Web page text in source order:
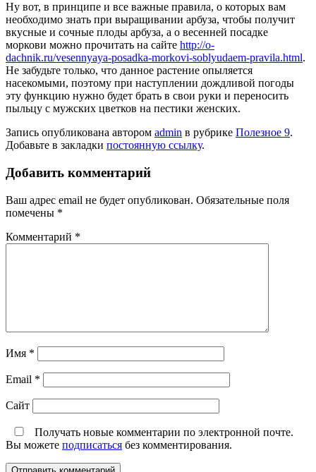
Ну вот, в принципе и все важные правила, о которых вам
необходимо знать при выращивании арбуза, чтобы получит
вкусные и сочные плоды арбуза, а о весенней посадке
моркови можно прочитать на сайте http://o-
dachnik.ru/vesennyaya-posadka-morkovi-soblyudaem-pravila.html.
Не забудьте только, что данное растение опыляется
насекомыми, поэтому при наступлении дождливой погоды
эту функцию нужно будет брать в свои руки и переносить
пыльцу с мужских цветков на пестики женских.
Запись опубликована автором admin в рубрике Полезное 9.
Добавьте в закладки постоянную ссылку.
Добавить комментарий
Ваш адрес email не будет опубликован. Обязательные поля
помечены *
Комментарий *
Имя *
Email *
Сайт
Получать новые комментарии по электронной почте.
Вы можете подписаться без комментирования.